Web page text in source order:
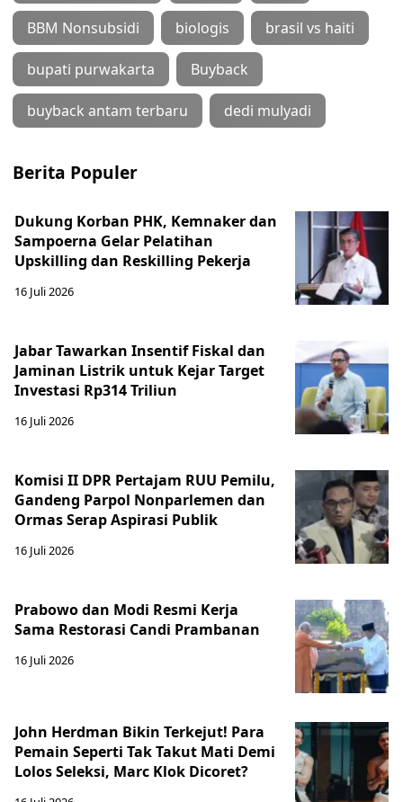
BBM Nonsubsidi biologis brasil vs haiti
bupati purwakarta Buyback
buyback antam terbaru dedi mulyadi
Berita Populer
Dukung Korban PHK, Kemnaker dan
Sampoerna Gelar Pelatihan
Upskilling dan Reskilling Pekerja
16 Juli 2026
Jabar Tawarkan Insentif Fiskal dan
Jaminan Listrik untuk Kejar Target
Investasi Rp314 Triliun
16 Juli 2026
Komisi II DPR Pertajam RUU Pemilu,
Gandeng Parpol Nonparlemen dan
Ormas Serap Aspirasi Publik
16 Juli 2026
Prabowo dan Modi Resmi Kerja
Sama Restorasi Candi Prambanan
16 Juli 2026
John Herdman Bikin Terkejut! Para
Pemain Seperti Tak Takut Mati Demi
Lolos Seleksi, Marc Klok Dicoret?